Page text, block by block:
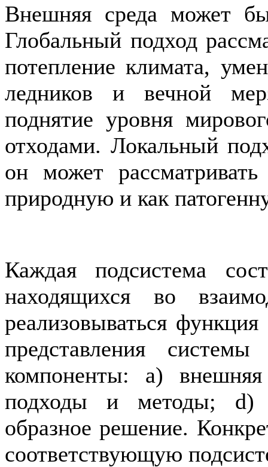
Внешняя среда может
Глобальный подход
потепление климата,
ледников и вечной
поднятие уровня
отходами. Локальный
он может
природную и как
Каждая подсистема
находящихся во
реализовываться
представления
компоненты: а)
подходы и методы; d)
образное решение.
соответствующую